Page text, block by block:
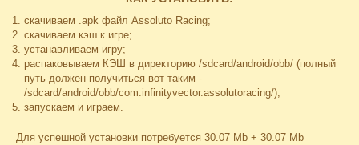
скачиваем .apk файл Assoluto Racing;
скачиваем кэш к игре;
устанавливаем игру;
распаковываем КЭШ в директорию /sdcard/android/obb/ (полный
путь должен получиться вот таким -
/sdcard/android/obb/com.infinityvector.assolutoracing/);
запускаем и играем.
Для успешной установки потребуется 30.07 Mb + 30.07 Mb